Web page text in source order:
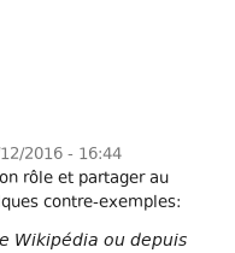
2016 - 16:44
rôle et partager au
contre-exemples:
Wikipédia ou depuis